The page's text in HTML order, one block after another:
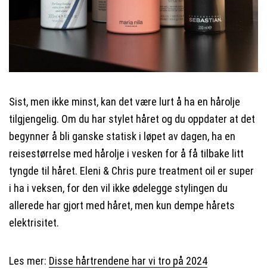
Sist, men ikke minst, kan det være lurt å ha en hårolje
tilgjengelig. Om du har stylet håret og du oppdater at det
begynner å bli ganske statisk i løpet av dagen, ha en
reisestørrelse med hårolje i vesken for å få tilbake litt
tyngde til håret. Eleni & Chris pure treatment oil er super
i ha i veksen, for den vil ikke ødelegge stylingen du
allerede har gjort med håret, men kun dempe hårets
elektrisitet.
Les mer: Disse hårtrendene har vi tro på 2024